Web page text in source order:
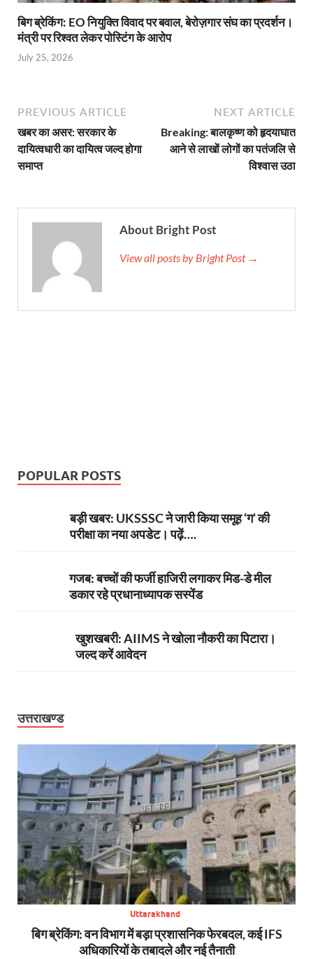
बिग ब्रेकिंग: EO नियुक्ति विवाद पर बवाल, बेरोज़गार संघ का प्रदर्शन।
मंत्री पर रिश्वत लेकर पोस्टिंग के आरोप
July 25, 2026
PREVIOUS ARTICLE
खबर का असर: सरकार के
दायित्वधारी का दायित्व जल्द होगा
समाप्त
NEXT ARTICLE
Breaking: बालकृष्ण को हृदयाघात
आने से लाखों लोगों का पतंजलि से
विश्वास उठा
About Bright Post
View all posts by Bright Post →
POPULAR POSTS
बड़ी खबर: UKSSSC ने जारी किया समूह ‘ग’ की
परीक्षा का नया अपडेट। पढ़ें….
गजब: बच्चों की फर्जी हाजिरी लगाकर मिड-डे मील
डकार रहे प्रधानाध्यापक सस्पेंड
खुशखबरी: AIIMS ने खोला नौकरी का पिटारा।
जल्द करें आवेदन
उत्तराखण्ड
Uttarakhand
बिग ब्रेकिंग: वन विभाग में बड़ा प्रशासनिक फेरबदल, कई IFS
अधिकारियों के तबादले और नई तैनाती